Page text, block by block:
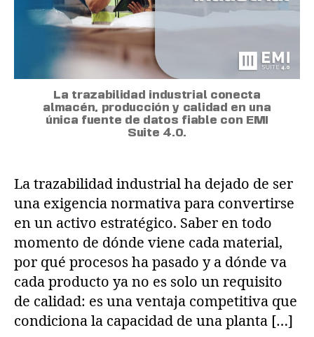
La trazabilidad industrial conecta
almacén, producción y calidad en una
única fuente de datos fiable con EMI
Suite 4.0.
La trazabilidad industrial ha dejado de ser
una exigencia normativa para convertirse
en un activo estratégico. Saber en todo
momento de dónde viene cada material,
por qué procesos ha pasado y a dónde va
cada producto ya no es solo un requisito
de calidad: es una ventaja competitiva que
condiciona la capacidad de una planta […]